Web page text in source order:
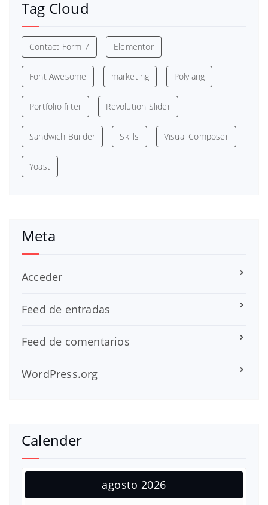
Tag Cloud
Contact Form 7 Elementor
Font Awesome marketing Polylang
Portfolio filter Revolution Slider
Sandwich Builder Skills Visual Composer
Yoast
Meta
Acceder
Feed de entradas
Feed de comentarios
WordPress.org
Calender
agosto 2026